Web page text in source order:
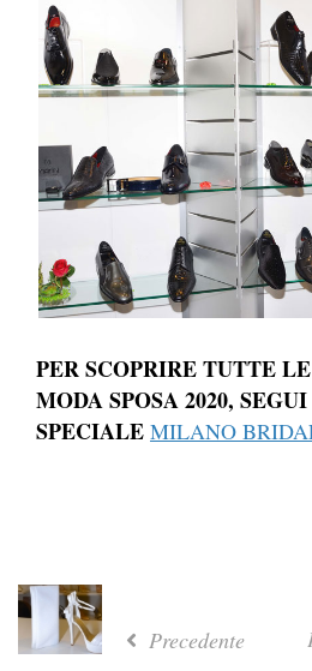
PER SCOPRIRE TUTTE
MODA SPOSA 2020,
SPECIALE MILANO
Precedente